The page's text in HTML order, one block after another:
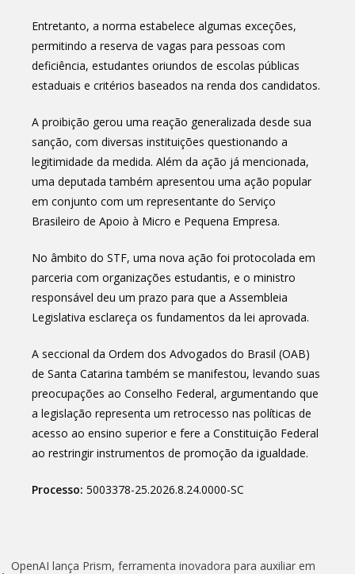
Entretanto, a norma estabelece algumas exceções,
permitindo a reserva de vagas para pessoas com
deficiência, estudantes oriundos de escolas públicas
estaduais e critérios baseados na renda dos candidatos.
A proibição gerou uma reação generalizada desde sua
sanção, com diversas instituições questionando a
legitimidade da medida. Além da ação já mencionada,
uma deputada também apresentou uma ação popular
em conjunto com um representante do Serviço
Brasileiro de Apoio à Micro e Pequena Empresa.
No âmbito do STF, uma nova ação foi protocolada em
parceria com organizações estudantis, e o ministro
responsável deu um prazo para que a Assembleia
Legislativa esclareça os fundamentos da lei aprovada.
A seccional da Ordem dos Advogados do Brasil (OAB)
de Santa Catarina também se manifestou, levando suas
preocupações ao Conselho Federal, argumentando que
a legislação representa um retrocesso nas políticas de
acesso ao ensino superior e fere a Constituição Federal
ao restringir instrumentos de promoção da igualdade.
Processo: 5003378-25.2026.8.24.0000-SC
OpenAI lança Prism, ferramenta inovadora para auxiliar em